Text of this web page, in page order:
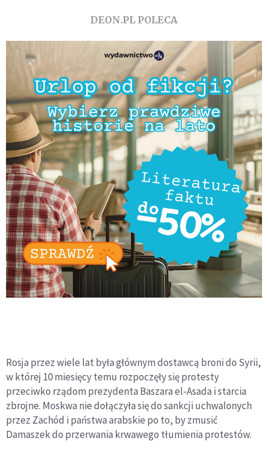
DEON.PL POLECA
Rosja przez wiele lat była głównym dostawcą broni do Syrii,
w której 10 miesięcy temu rozpoczęły się protesty
przeciwko rządom prezydenta Baszara el-Asada i starcia
zbrojne. Moskwa nie dołączyła się do sankcji uchwalonych
przez Zachód i państwa arabskie po to, by zmusić
Damaszek do przerwania krwawego tłumienia protestów.